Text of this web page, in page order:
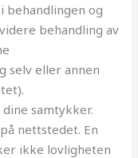
og
behandling av
selv eller annen
samtykker.
nettstedet. En
ikke lovligheten